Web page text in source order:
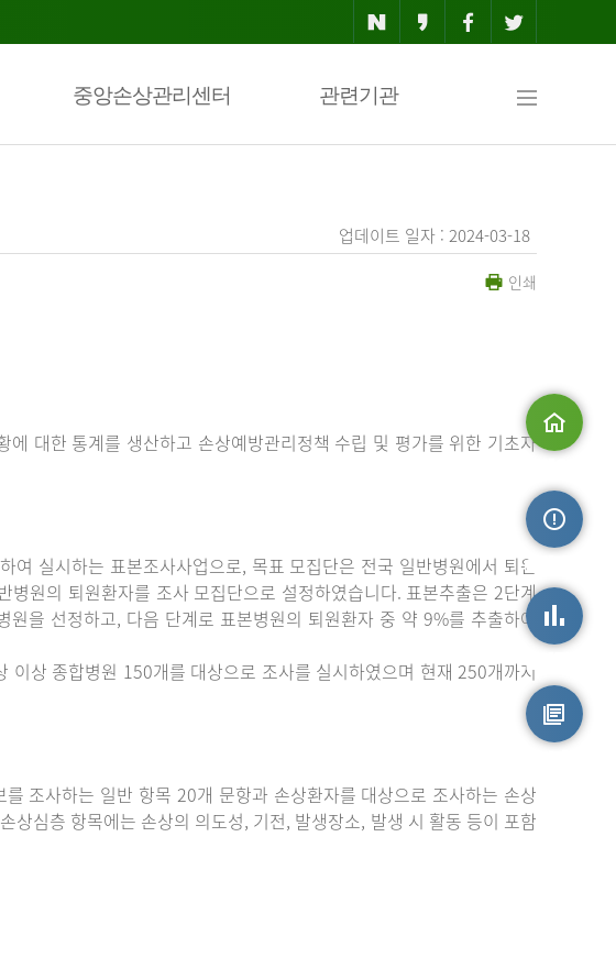
중앙손상관리센터 관련기관
맵
업데이트 일자 : 2024-03-18
인쇄
대한 통계를 생산하고 손상예방관리정책 수립 및 평가를 위한 기초자
실시하는 표본조사사업으로, 목표 모집단은 전국 일반병원에서 퇴원
원의 퇴원환자를 조사 모집단으로 설정하였습니다. 표본추출은 2단계
을 선정하고, 다음 단계로 표본병원의 퇴원환자 중 약 9%를 추출하여
상 종합병원 150개를 대상으로 조사를 실시하였으며 현재 250개까지
조사하는 일반 항목 20개 문항과 손상환자를 대상으로 조사하는 손상
심층 항목에는 손상의 의도성, 기전, 발생장소, 발생 시 활동 등이 포함
손상정보
손상통계